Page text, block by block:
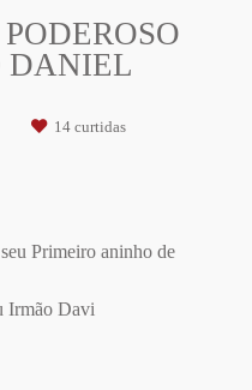
DANIEL
14curtidas
Primeiro aninho de
Irmão Davi